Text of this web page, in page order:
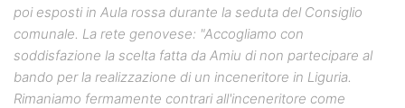
poi esposti in Aula rossa durante la seduta del Consiglio
comunale. La rete genovese: "Accogliamo con
soddisfazione la scelta fatta da Amiu di non partecipare al
bando per la realizzazione di un inceneritore in Liguria.
Rimaniamo fermamente contrari all'inceneritore come